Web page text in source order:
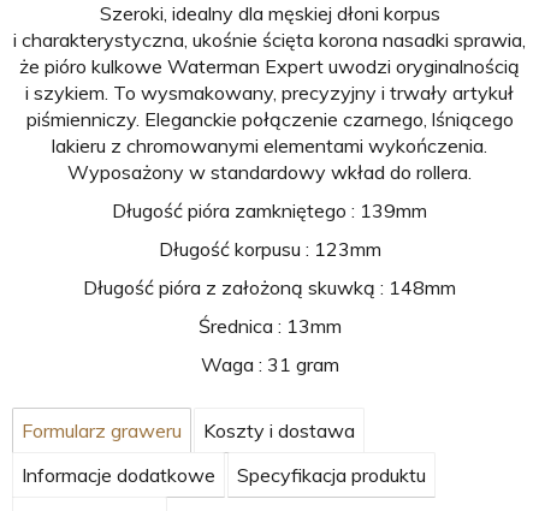
Szeroki, idealny dla męskiej dłoni korpus
i charakterystyczna, ukośnie ścięta korona nasadki sprawia,
że pióro kulkowe Waterman Expert uwodzi oryginalnością
i szykiem. To wysmakowany, precyzyjny i trwały artykuł
piśmienniczy. Eleganckie połączenie czarnego, lśniącego
lakieru z chromowanymi elementami wykończenia.
Wyposażony w standardowy wkład do rollera.
Długość pióra zamkniętego : 139mm
Długość korpusu : 123mm
Długość pióra z założoną skuwką : 148mm
Średnica : 13mm
Waga : 31 gram
Formularz graweru
Koszty i dostawa
Informacje dodatkowe
Specyfikacja produktu